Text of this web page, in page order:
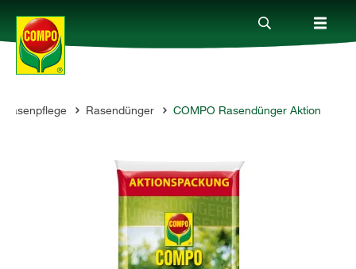
Produkte
Rasenpflege Rasendünger COMPO Rasendünger Aktion